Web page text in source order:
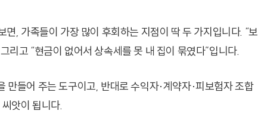
, 가족들이 가장 많이 후회하는 지점이 딱 두 가지입니다. “보
리고 “현금이 없어서 상속세를 못 내 집이 묶였다”입니다.
만들어 주는 도구이고, 반대로 수익자·계약자·피보험자 조합
앗이 됩니다.